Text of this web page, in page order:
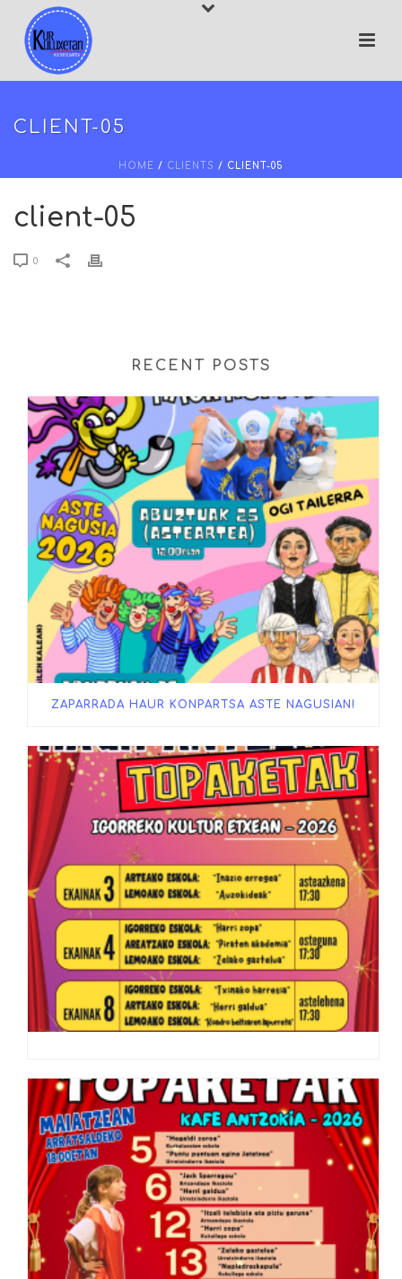
CLIENT-05
HOME / CLIENTS / CLIENT-05
client-05
0
RECENT POSTS
ZAPARRADA HAUR KONPARTSA ASTE NAGUSIAN!